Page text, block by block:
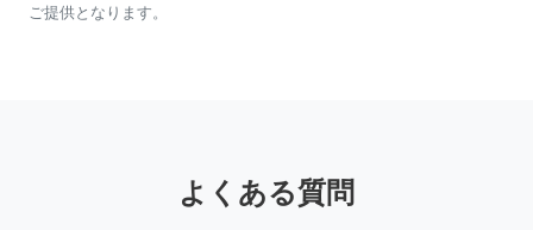
ご提供となります。
よくある質問